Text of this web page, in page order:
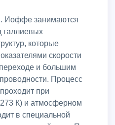
Иоффе занимаются
галлиевых
которые
скорости
и большим
Процесс
при
К) и атмосферном
в специальной